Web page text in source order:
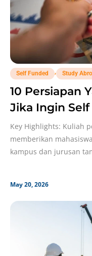
Self Funded , Study
10 Persiapan
Jika Ingin
ke Luar
Key Highlights: Kuliah
memberikan
kampus dan jurusan
May 20, 2026